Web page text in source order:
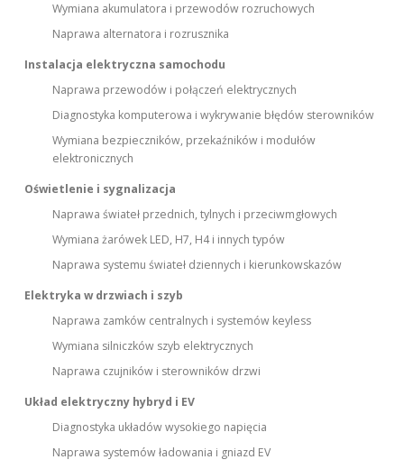
Wymiana akumulatora i przewodów rozruchowych
Naprawa alternatora i rozrusznika
Instalacja elektryczna samochodu
Naprawa przewodów i połączeń elektrycznych
Diagnostyka komputerowa i wykrywanie błędów sterowników
Wymiana bezpieczników, przekaźników i modułów
elektronicznych
Oświetlenie i sygnalizacja
Naprawa świateł przednich, tylnych i przeciwmgłowych
Wymiana żarówek LED, H7, H4 i innych typów
Naprawa systemu świateł dziennych i kierunkowskazów
Elektryka w drzwiach i szyb
Naprawa zamków centralnych i systemów keyless
Wymiana silniczków szyb elektrycznych
Naprawa czujników i sterowników drzwi
Układ elektryczny hybryd i EV
Diagnostyka układów wysokiego napięcia
Naprawa systemów ładowania i gniazd EV